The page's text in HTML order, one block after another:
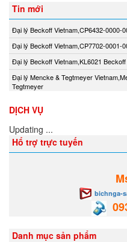
Tin mới
Đại lý Beckoff Vietnam,CP6432-0000-
Đại lý Beckoff Vietnam,CP7702-0001-
Đại lý Beckoff Vietnam,KL6021
Đại lý Mencke & Tegtmeyer
Tegtmeyer
DỊCH VỤ
Updating ...
Hổ trợ trực tuyến
bichnga-
Danh mục sản phẩm